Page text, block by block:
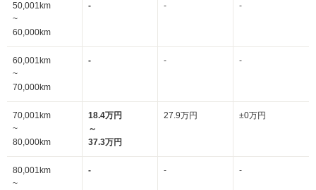
50,001km
~
60,000km
- - -
60,001km
~
70,000km
- - -
70,001km
~
80,000km
18.4万円
～
37.3万円
27.9万円 ±0万円
80,001km
~
- - -